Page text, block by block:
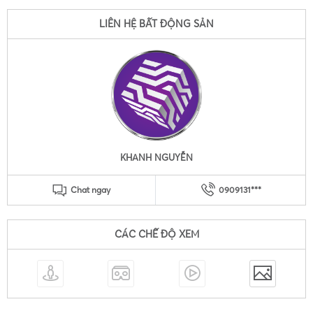
LIÊN HỆ BẤT ĐỘNG SẢN
KHANH NGUYỄN
Chat ngay 0909131***
CÁC CHẾ ĐỘ XEM